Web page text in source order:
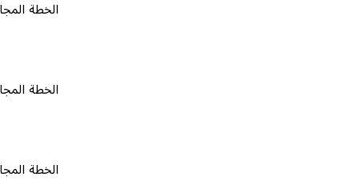
الخطة المجانية ٠
الخطة المجانية ٠
الخطة المجانية ٠